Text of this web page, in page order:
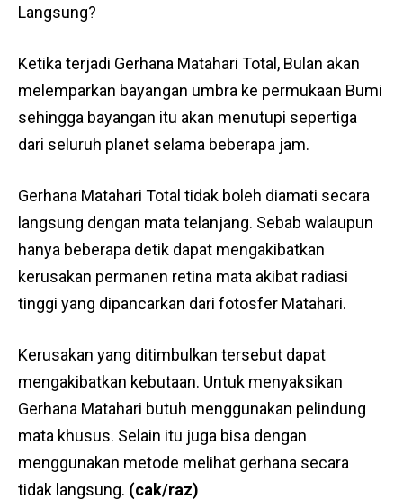
Langsung?
Ketika terjadi Gerhana Matahari Total, Bulan akan
melemparkan bayangan umbra ke permukaan Bumi
sehingga bayangan itu akan menutupi sepertiga
dari seluruh planet selama beberapa jam.
Gerhana Matahari Total tidak boleh diamati secara
langsung dengan mata telanjang. Sebab walaupun
hanya beberapa detik dapat mengakibatkan
kerusakan permanen retina mata akibat radiasi
tinggi yang dipancarkan dari fotosfer Matahari.
Kerusakan yang ditimbulkan tersebut dapat
mengakibatkan kebutaan. Untuk menyaksikan
Gerhana Matahari butuh menggunakan pelindung
mata khusus. Selain itu juga bisa dengan
menggunakan metode melihat gerhana secara
tidak langsung. (cak/raz)